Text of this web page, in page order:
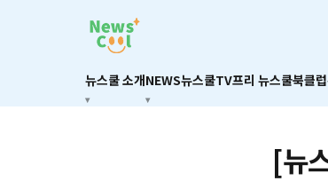
뉴스쿨 소개NEWS뉴스쿨TV프리 뉴스쿨북클럽
[뉴